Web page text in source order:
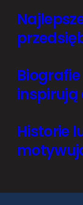
inspirują
Historie